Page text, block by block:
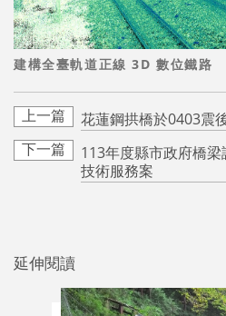
建構全臺軌道正線 3D 數位鐵路
花蓮鋼拱橋於0403震
113年度縣市政府橋
技術服務案
延伸閱讀